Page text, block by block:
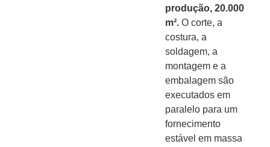
produção, 20.000
m². O corte, a
costura, a
soldagem, a
montagem e a
embalagem são
executados em
paralelo para um
fornecimento
estável em massa